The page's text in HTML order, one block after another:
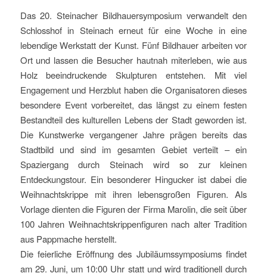
Das 20. Steinacher Bildhauersymposium verwandelt den
Schlosshof in Steinach erneut für eine Woche in eine
lebendige Werkstatt der Kunst. Fünf Bildhauer arbeiten vor
Ort und lassen die Besucher hautnah miterleben, wie aus
Holz beeindruckende Skulpturen entstehen. Mit viel
Engagement und Herzblut haben die Organisatoren dieses
besondere Event vorbereitet, das längst zu einem festen
Bestandteil des kulturellen Lebens der Stadt geworden ist.
Die Kunstwerke vergangener Jahre prägen bereits das
Stadtbild und sind im gesamten Gebiet verteilt – ein
Spaziergang durch Steinach wird so zur kleinen
Entdeckungstour. Ein besonderer Hingucker ist dabei die
Weihnachtskrippe mit ihren lebensgroßen Figuren. Als
Vorlage dienten die Figuren der Firma Marolin, die seit über
100 Jahren Weihnachtskrippenfiguren nach alter Tradition
aus Pappmache herstellt.
Die feierliche Eröffnung des Jubiläumssymposiums findet
am 29. Juni, um 10:00 Uhr statt und wird traditionell durch